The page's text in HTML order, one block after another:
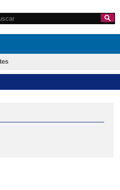
de
this site